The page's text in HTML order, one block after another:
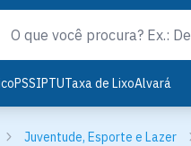
PSSIPTUTaxa de LixoAlvará
Juventude, Esporte e Lazer